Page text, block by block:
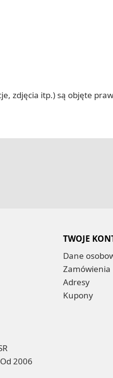
zdjęcia itp.) są objęte
2006
TWOJE
Dane
Zamówienia
Adresy
Kupony